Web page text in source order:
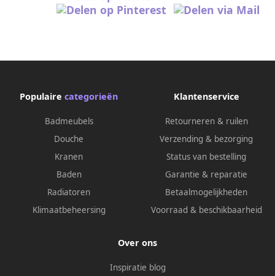
Populaire categorieën
Badmeubels
Douche
Kranen
Baden
Radiatoren
Klimaatbeheersing
Klantenservice
Retourneren & ruilen
Verzending & bezorging
Status van bestelling
Garantie & reparatie
Betaalmogelijkheden
Voorraad & beschikbaarheid
Over ons
Inspiratie blog